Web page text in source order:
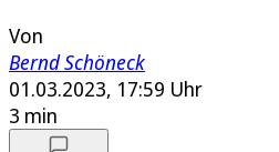
Von
Bernd Schöneck
01.03.2023, 17:59 Uhr
3 min